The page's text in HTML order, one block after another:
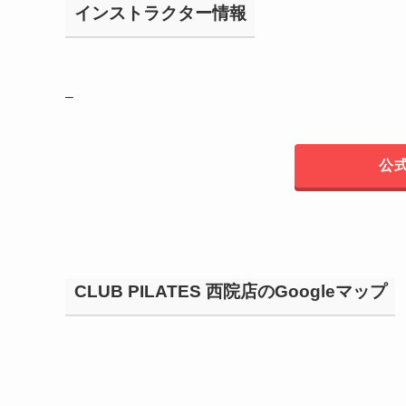
インストラクター情報
–
公
CLUB PILATES 西院店のGoogleマップ